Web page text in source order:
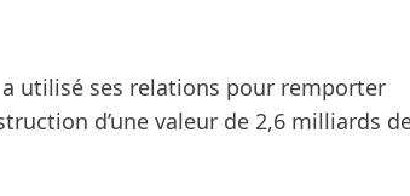
utilisé ses relations pour remporter
d’une valeur de 2,6 milliards